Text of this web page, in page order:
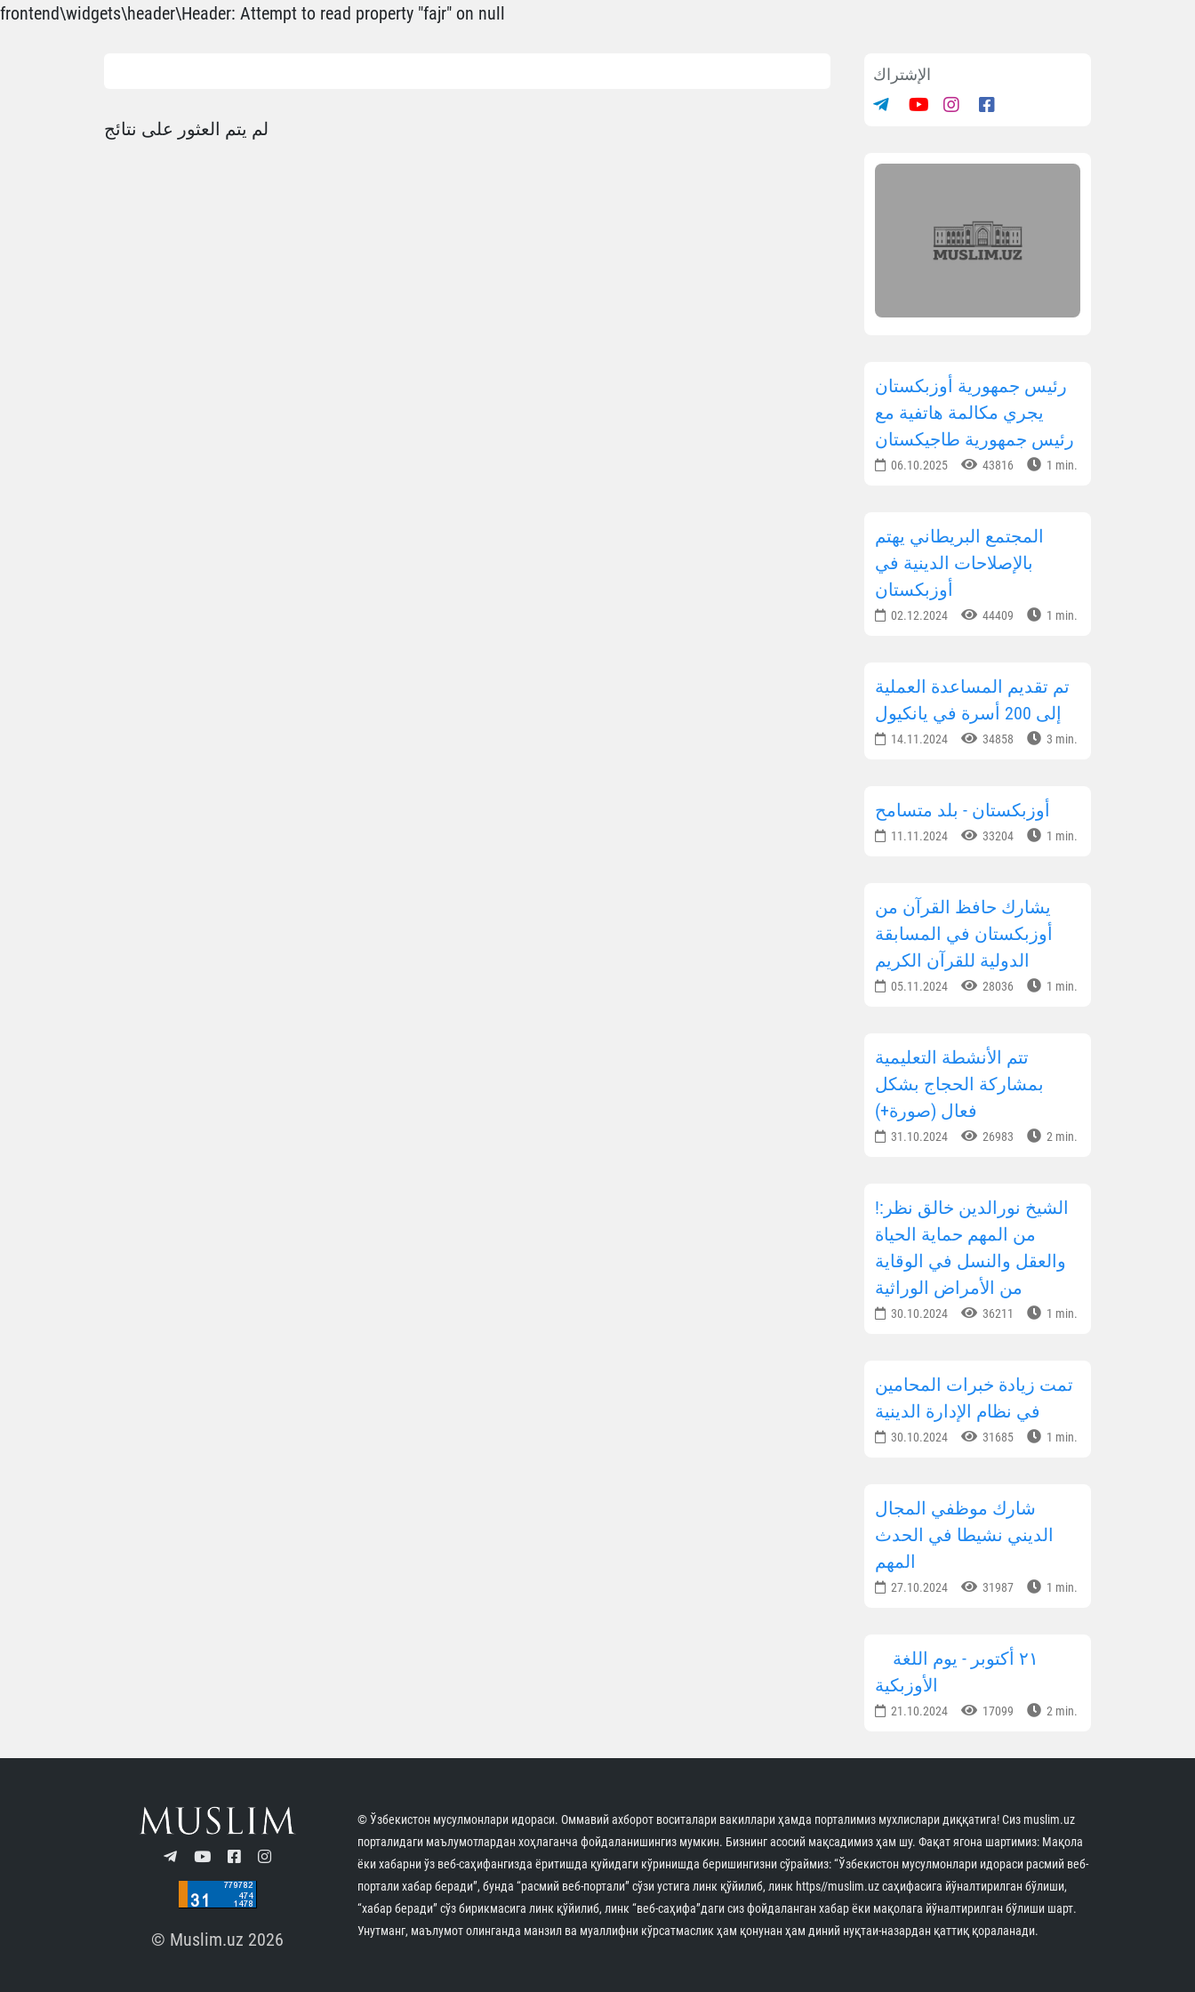
frontend\widgets\header\Header: Attempt to read property "fajr" on null
لم يتم العثور على نتائج
الإشتراك
رئيس جمهورية أوزبكستان
يجري مكالمة هاتفية مع
رئيس جمهورية طاجيكستان
06.10.2025 43816 1 min.
المجتمع البريطاني يهتم
بالإصلاحات الدينية في
أوزبكستان
02.12.2024 44409 1 min.
تم تقديم المساعدة العملية
إلى 200 أسرة في يانكيول
14.11.2024 34858 3 min.
أوزبكستان - بلد متسامح
11.11.2024 33204 1 min.
يشارك حافظ القرآن من
أوزبكستان في المسابقة
الدولية للقرآن الكريم
05.11.2024 28036 1 min.
تتم الأنشطة التعليمية
بمشاركة الحجاج بشكل
فعال (صورة+)
31.10.2024 26983 2 min.
!الشيخ نورالدين خالق نظر:
من المهم حماية الحياة
والعقل والنسل في الوقاية
من الأمراض الوراثية
30.10.2024 36211 1 min.
تمت زيادة خبرات المحامين
في نظام الإدارة الدينية
30.10.2024 31685 1 min.
شارك موظفي المجال
الديني نشيطا في الحدث
المهم
27.10.2024 31987 1 min.
الأوزبكية
21.10.2024 17099 2 min.
© Muslim.uz 2026
© Ўзбекистон мусулмонлари идораси. Оммавий ахборот воситалари вакиллари ҳамда порталимиз мухлислари диққатига! Сиз muslim.uz
порталидаги маълумотлардан хоҳлаганча фойдаланишингиз мумкин. Бизнинг асосий мақсадимиз ҳам шу. Фақат ягона шартимиз: Мақола
ёки хабарни ўз веб-саҳифангизда ёритишда қуйидаги кўринишда беришингизни сўраймиз: “Ўзбекистон мусулмонлари идораси расмий веб-
портали хабар беради”, бунда “расмий веб-портали” сўзи устига линк қўйилиб, линк https//muslim.uz саҳифасига йўналтирилган бўлиши,
“хабар беради” сўз бирикмасига линк қўйилиб, линк “веб-саҳифа”даги сиз фойдаланган хабар ёки мақолага йўналтирилган бўлиши шарт.
Унутманг, маълумот олинганда манзил ва муаллифни кўрсатмаслик ҳам қонунан ҳам диний нуқтаи-назардан қаттиқ қораланади.